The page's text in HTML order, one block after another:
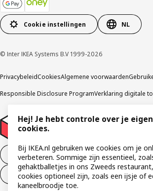
Cookie instellingen NL
© Inter IKEA Systems B.V 1999-2026
PrivacybeleidCookiesAlgemene voorwaarden
Responsible Disclosure ProgramVerklaring digitale
Aankoop product ontbinden
Ontbinding van je aankoop (diensten)
Hej! Je hebt controle over je eigen
cookies.
Bij IKEA.nl gebruiken we cookies om je
verbeteren. Sommige zijn essentieel,
gehaktballetjes in ons Zweeds
cookies optioneel zijn, zoals een ijsje of
kaneelbroodje toe.